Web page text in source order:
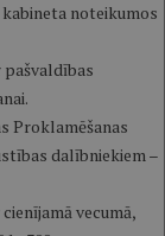
noteikumos
Proklamēšanas
dalībniekiem –
vecumā,